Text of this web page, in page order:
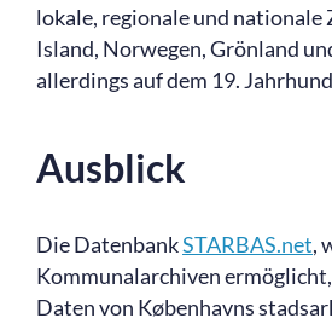
lokale, regionale und
Island, Norwegen, Grönland
allerdings auf dem 19.
Ausblick
Die DatenbankSTARBAS.net,
Kommunalarchiven
Daten von Københavns